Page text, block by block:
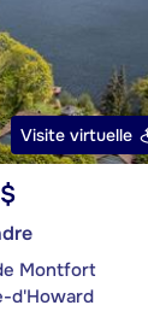
Visite virtuelle
Montfort
d'Howard